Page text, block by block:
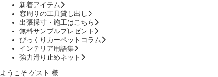
新着アイテム
窓周りの工具貸し出し
出張採寸・施工はこちら
無料サンプルプレゼント
びっくりカーペットコラム
インテリア用語集
強力滑り止めネット
ようこそ ゲスト 様